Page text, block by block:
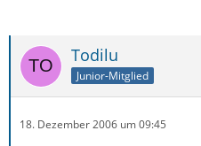
Todilu
Junior-Mitglied
18. Dezember 2006 um 09:45